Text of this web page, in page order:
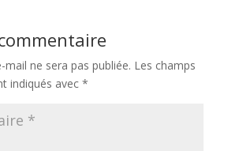
mail ne sera pas publiée. Les champs
indiqués avec *